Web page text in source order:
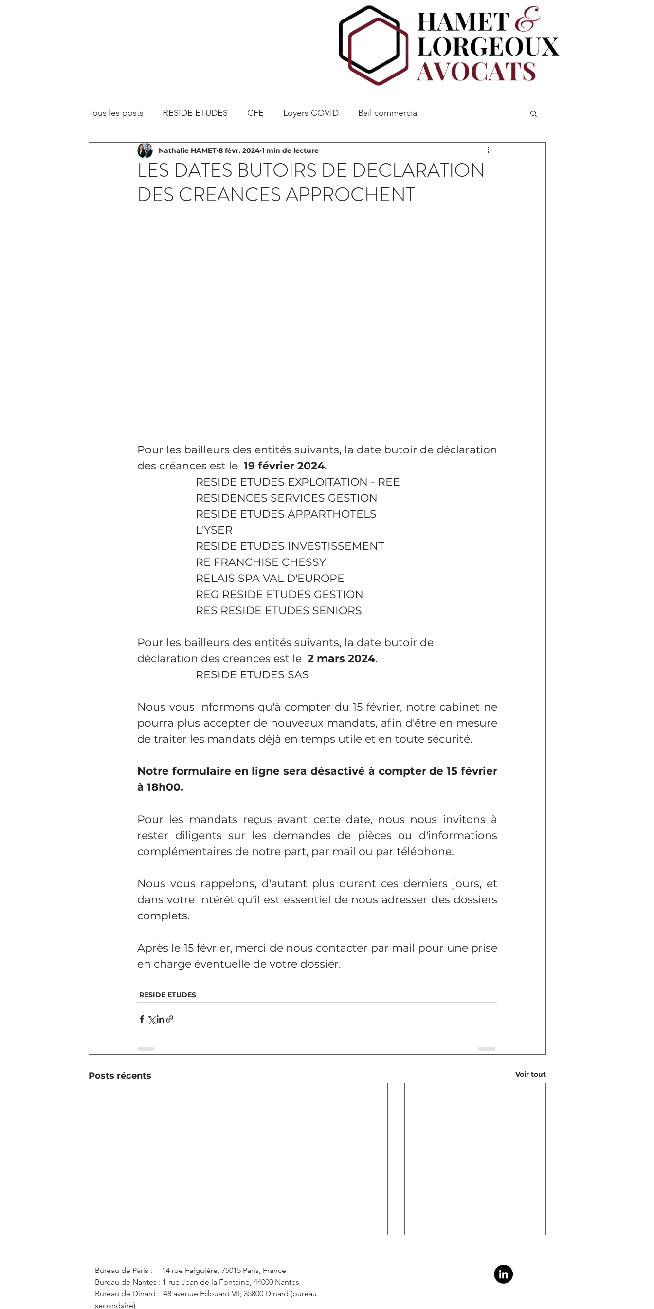
Tous les posts RESIDE ETUDES CFE Loyers COVID Bail commercial
LES DATES BUTOIRS DE DECLARATION
DES CREANCES APPROCHENT
Nathalie HAMET 8 févr. 2024 1 min de lecture
Pour les bailleurs des entités suivants, la date butoir de déclaration
des créances est le 19 février 2024.
RESIDE ETUDES EXPLOITATION - REE
RESIDENCES SERVICES GESTION
RESIDE ETUDES APPARTHOTELS
L'YSER
RESIDE ETUDES INVESTISSEMENT
RE FRANCHISE CHESSY
RELAIS SPA VAL D'EUROPE
REG RESIDE ETUDES GESTION
RES RESIDE ETUDES SENIORS
Pour les bailleurs des entités suivants, la date butoir de
déclaration des créances est le 2 mars 2024.
RESIDE ETUDES SAS
Nous vous informons qu'à compter du 15 février, notre cabinet ne
pourra plus accepter de nouveaux mandats, afin d'être en mesure
de traiter les mandats déjà en temps utile et en toute sécurité.
Notre formulaire en ligne sera désactivé à compter de 15 février
à 18h00.
Pour les mandats reçus avant cette date, nous nous invitons à
rester diligents sur les demandes de pièces ou d'informations
complémentaires de notre part, par mail ou par téléphone.
Nous vous rappelons, d'autant plus durant ces derniers jours, et
dans votre intérêt qu'il est essentiel de nous adresser des dossiers
complets.
Après le 15 février, merci de nous contacter par mail pour une prise
en charge éventuelle de votre dossier.
RESIDE ETUDES
Posts récents Voir tout
Bureau de Paris : 14 rue Falguière, 75015 Paris, France
Bureau de Nantes : 1 rue Jean de la Fontaine, 44000 Nantes
Bureau de Dinard : 48 avenue Edouard VII, 35800 Dinard (bureau
secondaire)